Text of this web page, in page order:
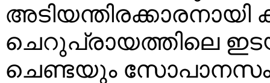
അടിയന്തിരക്കാരനായി
ചെറുപ്രായത്തിലെ
ചെണ്ടയും